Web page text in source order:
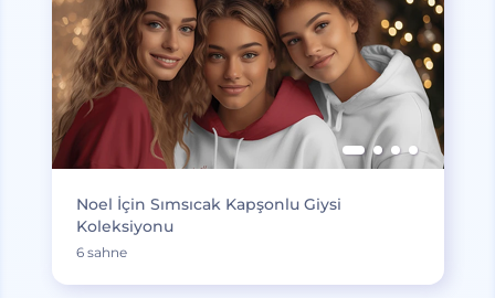
Noel İçin Sımsıcak Kapşonlu Giysi
Koleksiyonu
6 sahne